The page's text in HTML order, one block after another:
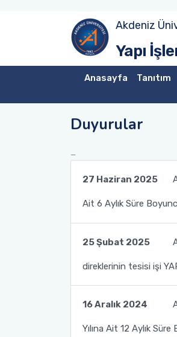
Akdeniz
Yapı
Anasayfa Tanıtım
Duyurular
27 Haziran 2025
Ait 6 Aylık Süre
25 Şubat 2025
direklerinin tesisi işi
16 Aralık 2024
Yılına Ait 12 Aylık
Yatırım Şube Müdürlüğü
Emlak Şube Müdürlüğü